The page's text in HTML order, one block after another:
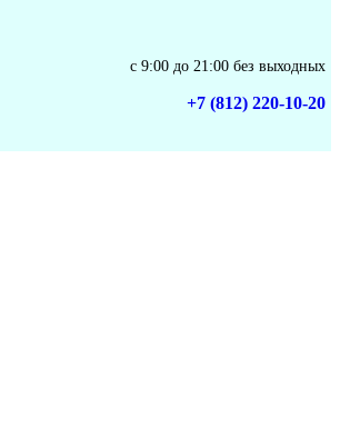
с 9:00 до 21:00 без выходных
+7 (812) 220-10-20